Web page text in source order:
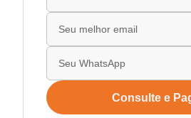
Consulte e